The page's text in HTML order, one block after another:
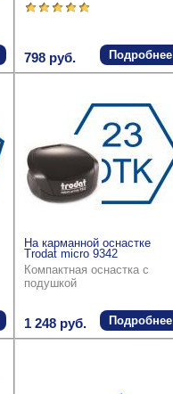
798 руб. Подробнее
На карманной оснастке
Trodat micro 9342
Компактная оснастка с
подушкой
1 248 руб. Подробнее